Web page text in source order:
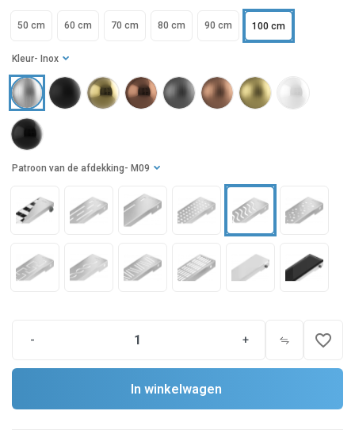
50 cm 60 cm 70 cm 80 cm 90 cm 100 cm
Kleur - Inox
Patroon van de afdekking - M09
- + favorite_border
In winkelwagen